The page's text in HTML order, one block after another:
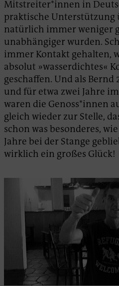
Mitstreiter*innen in
praktische Unterstützung
natürlich immer weniger
unabhängiger wurden.
immer Kontakt gehalten,
absolut »wasserdichtes«
geschaffen. Und als
und für etwa zwei Jahre
waren die Genoss*innen
gleich wieder zur Stelle,
schon was besonderes,
Jahre bei der Stange
wirklich ein großes Glück!